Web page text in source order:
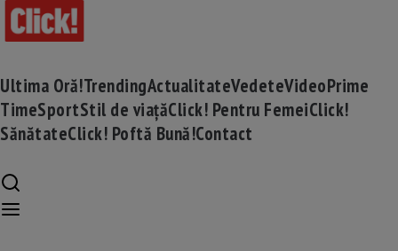
Ultima Oră!TrendingActualitateVedeteVideoPrime
TimeSportStil de viațăClick! Pentru FemeiClick!
SănătateClick! Poftă Bună!Contact